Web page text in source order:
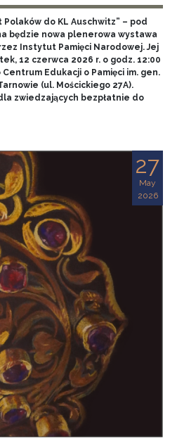
do KL Auschwitz” – pod
będzie nowa plenerowa wystawa
Instytut Pamięci Narodowej. Jej
12 czerwca 2026 r. o godz. 12:00
Edukacji o Pamięci im. gen.
(ul. Mościckiego 27A).
zwiedzających bezpłatnie do
27
May
2026